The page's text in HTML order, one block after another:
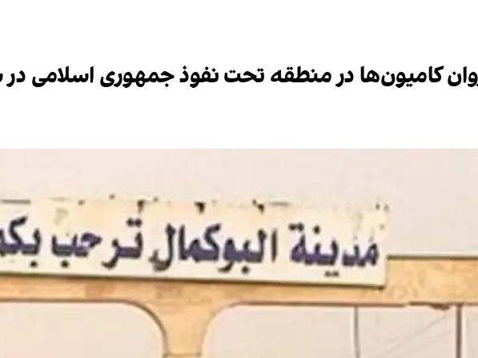
کامیون‌ها در منطقه تحت نفوذ جمهوری اسلامی